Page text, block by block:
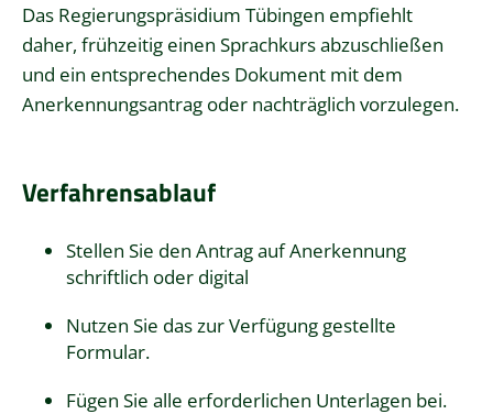
Das Regierungspräsidium Tübingen empfiehlt
daher, frühzeitig einen Sprachkurs abzuschließen
und ein entsprechendes Dokument mit dem
Anerkennungsantrag oder nachträglich vorzulegen.
Verfahrensablauf
Stellen Sie den Antrag auf Anerkennung
schriftlich oder digital
Nutzen Sie das zur Verfügung gestellte
Formular.
Fügen Sie alle erforderlichen Unterlagen bei.